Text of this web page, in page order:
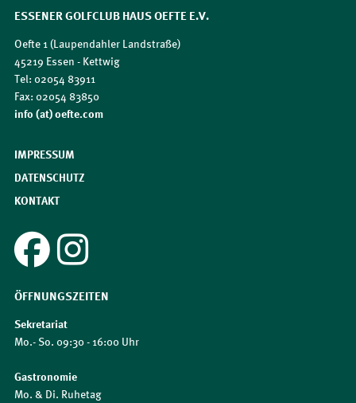
ESSENER GOLFCLUB HAUS OEFTE E.V.
Oefte 1 (Laupendahler Landstraße)
45219 Essen - Kettwig
Tel: 02054 83911
Fax: 02054 83850
​​​​​​​info (at) oefte.com
IMPRESSUM
DATENSCHUTZ
KONTAKT
ÖFFNUNGSZEITEN
Sekretariat
Mo.- So. 09:30 - 16:00 Uhr
Gastronomie
Mo. & Di. Ruhetag